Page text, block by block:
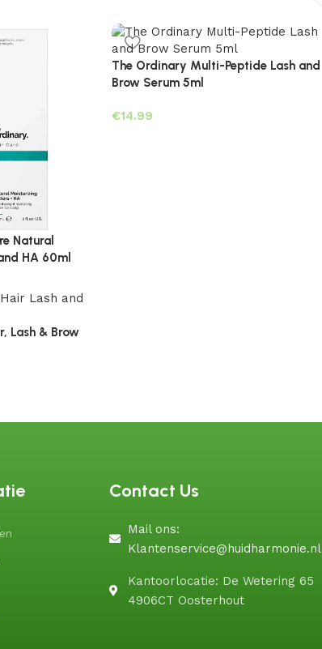
Natural
HA 60ml
The Ordinary Multi-Peptide Lash and
Brow Serum 5ml
€
Lash & Brow
Contact Us
Mail ons:
Klantenservice@huidharmonie.nl
Kantoorlocatie: De Wetering 65
4906CT Oosterhout